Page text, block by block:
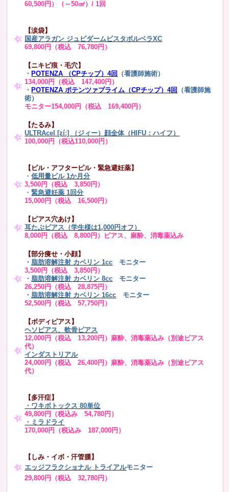
60,500円）（～50㎠）/ 1回
【涙袋】
国産アラガン ジュビダームビスタボルベラXC
69,800円（税込 76,780円）
【ニキビ痕・毛穴】
・ POTENZA （CPチップ）4回
（看護師施術）
134,000円（税込 147,400円）
・ POTENZA ポテンツァプライム（CPチップ）4回
（看護師施
術）
モニター154,000円（税込 169,400円）
【たるみ】
ULTRAcel [zíː] （ジィー）顔全体（HIFU：ハイフ）
100,000円（税込110,000円）
【ピル・アフターピル・緊急避妊薬】
・低用量ピル 1か月分
3,500円（税込 3,850円）
・緊急避妊薬 1回分
15,000円（税込 16,500円）
【ピアス穴あけ】
耳たぶピアス（学生様は1,000円オフ）
8,000円（税込 8,800円）ピアス、麻酔、消毒薬込み
【部分痩せ・小顔】
・ 脂肪溶解注射 カベリン 1cc モニター
3,500円（税込 3,850円）
・ 脂肪溶解注射 カベリン 8cc モニター
26,250円（税込 28,875円）
・ 脂肪溶解注射 カベリン 16cc
モニター
52,500円（税込 57,750円）
【ボディピアス】
ヘソピアス、軟骨ピアス
12,000円（税込 13,200円）麻酔、消毒薬込み（別途ピアス
代）
インダストリアル
24,000円（税込 26,400円）麻酔、消毒薬込み（別途ピアス
代）
【多汗症】
・ ワキボトックス 80単位
49,800円（税込み 54,780円）
・ミラドライ
170,000円（税込み 187,000円）
【しみ・イボ・汗管腫】
エッジフラクショナル トライアルモニター
29,800円（税込 32,780円）